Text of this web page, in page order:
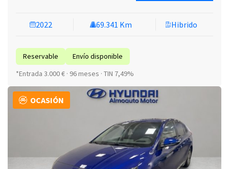
2022 69.341 Km Hibrido
Reservable
Envío disponible
*Entrada 3.000 € · 96 meses · TIN 7,49%
OCASIÓN